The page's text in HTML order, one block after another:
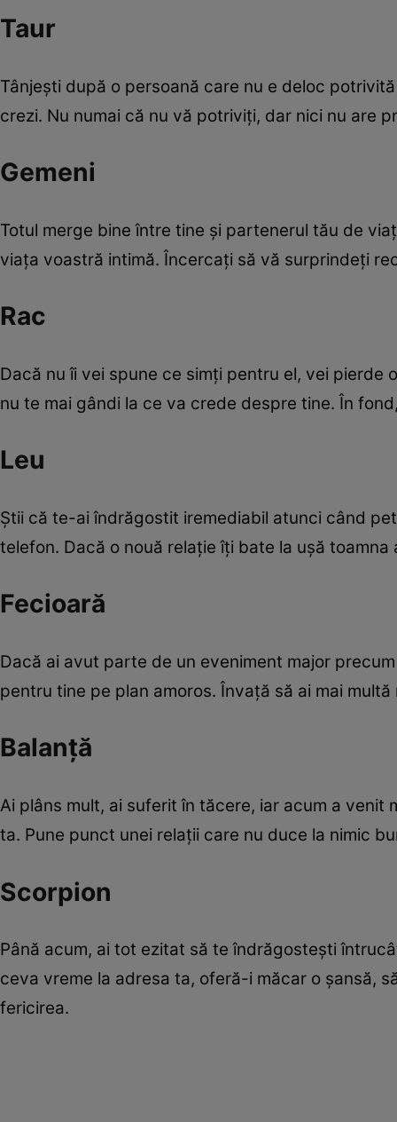
Taur
Tânjeşti după o persoană care nu e deloc
crezi. Nu numai că nu vă potriviţi, dar nici nu are
Gemeni
Totul merge bine între tine şi partenerul tău de
viaţa voastră intimă. Încercaţi să vă surprindeţi
Rac
Dacă nu îi vei spune ce simţi pentru el, vei pierde
nu te mai gândi la ce va crede despre tine. În
Leu
Ştii că te-ai îndrăgostit iremediabil atunci când
telefon. Dacă o nouă relaţie îţi bate la uşă
Fecioară
Dacă ai avut parte de un eveniment major
pentru tine pe plan amoros. Învaţă să ai mai
Balanţă
Ai plâns mult, ai suferit în tăcere, iar acum a
ta. Pune punct unei relaţii care nu duce la nimic
Scorpion
Până acum, ai tot ezitat să te îndrăgosteşti
ceva vreme la adresa ta, oferă-i măcar o şansă,
fericirea.